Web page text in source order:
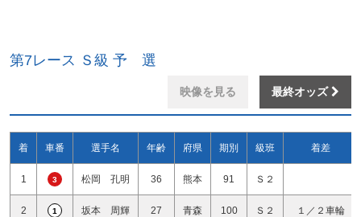
第7レース Ｓ級 予 選
映像を見る 最終オッズ
着 車番 選手名 年齢 府県 期別 級班 着差
1 3 松岡 孔明 36 熊本 91 Ｓ２
2 1 坂本 周輝 27 青森 100 Ｓ２ １／２車輪